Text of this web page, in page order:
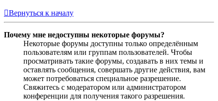
Вернуться к началу
Почему мне недоступны некоторые форумы?
Некоторые форумы доступны только определённым
пользователям или группам пользователей. Чтобы
просматривать такие форумы, создавать в них темы и
оставлять сообщения, совершать другие действия, вам
может потребоваться специальное разрешение.
Свяжитесь с модератором или администратором
конференции для получения такого разрешения.